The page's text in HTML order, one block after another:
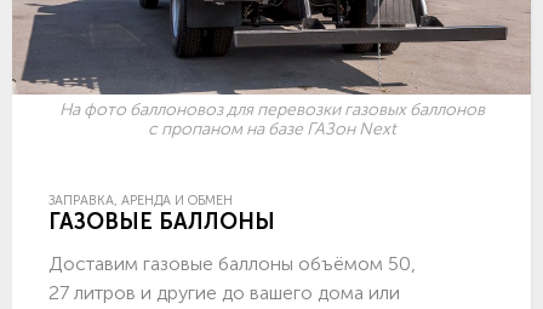
На фото баллоновоз для перевозки газовых баллонов
с пропаном на базе ГАЗон Next
ЗАПРАВКА, АРЕНДА И ОБМЕН
ГАЗОВЫЕ БАЛЛОНЫ
Доставим газовые баллоны объёмом 50,
27 литров и другие до вашего дома или